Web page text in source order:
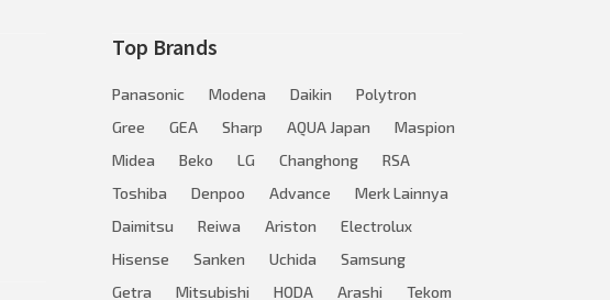
Top Brands
Panasonic Modena Daikin
Polytron
Gree
GEA Sharp AQUA Japan
Maspion
Midea
Beko LG Changhong
RSA
Toshiba
Denpoo Advance
Merk Lainnya
Daimitsu
Reiwa Ariston
Electrolux
Hisense
Sanken Uchida
Samsung
Getra
Mitsubishi HODA Arashi
Tekom